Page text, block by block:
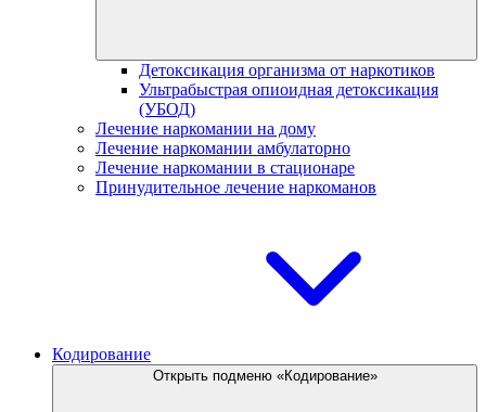
Детоксикация организма от наркотиков
Ультрабыстрая опиоидная детоксикация
(УБОД)
Лечение наркомании на дому
Лечение наркомании амбулаторно
Лечение наркомании в стационаре
Принудительное лечение наркоманов
Кодирование
Открыть подменю «Кодирование»